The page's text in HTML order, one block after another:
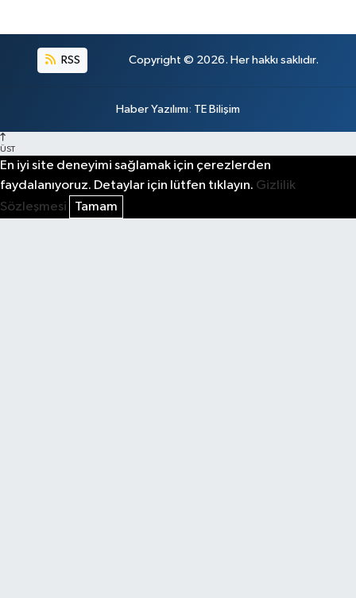
RSS Copyright © 2026. Her hakkı saklıdır.
Haber Yazılımı: TE Bilişim
ÜST
En iyi site deneyimi sağlamak için çerezlerden
faydalanıyoruz. Detaylar için lütfen tıklayın. Gizlilik
Sözleşmesi
Tamam